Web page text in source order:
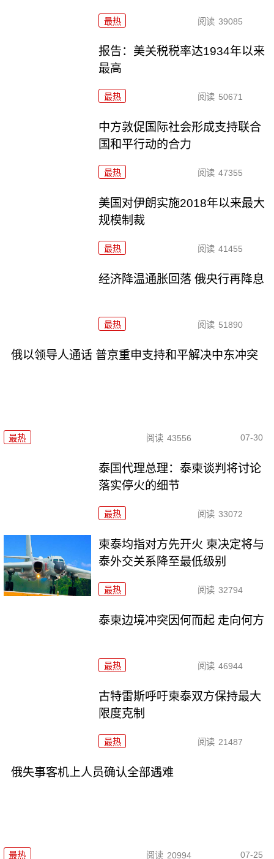
最热 阅读 39085
报告：美关税税率达1934年以来
最高
最热 阅读 50671
中方敦促国际社会形成支持联合
国和平行动的合力
最热 阅读 47355
美国对伊朗实施2018年以来最大
规模制裁
最热 阅读 41455
经济降温通胀回落 俄央行再降息
最热 阅读 51890
俄以领导人通话 普京重申支持和平解决中东冲突
最热 阅读 43556 07-30
泰国代理总理：泰柬谈判将讨论
落实停火的细节
最热 阅读 33072
柬泰均指对方先开火 柬决定将与
泰外交关系降至最低级别
最热 阅读 32794
泰柬边境冲突因何而起 走向何方
最热 阅读 46944
古特雷斯呼吁柬泰双方保持最大
限度克制
最热 阅读 21487
俄失事客机上人员确认全部遇难
最热 阅读 20994 07-25